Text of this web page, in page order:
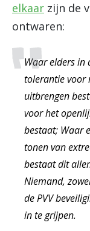
elkaar zijn de
ontwaren:
Waar elders in
tolerantie voor
uitbrengen
voor het
bestaat; Waar
tonen van
bestaat dit
Niemand,
de PVV
in te grijpen.